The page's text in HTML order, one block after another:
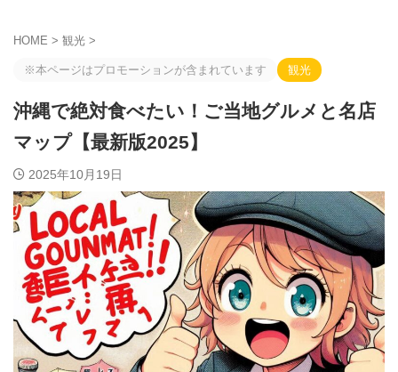
HOME > 観光 >
※本ページはプロモーションが含まれています 観光
沖縄で絶対食べたい！ご当地グルメと名店
マップ【最新版2025】
2025年10月19日